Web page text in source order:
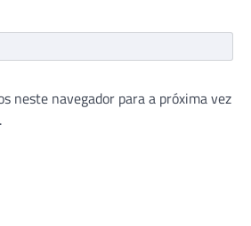
neste navegador para a próxima vez